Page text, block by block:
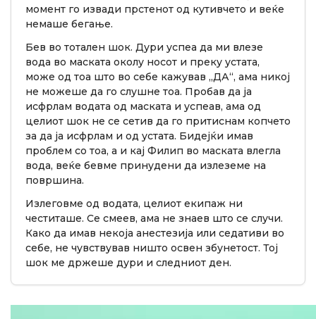
момент го извади прстенот од кутивчето и веќе
немаше бегање.
Бев во тотален шок. Дури успеа да ми влезе
вода во маската околу носот и преку устата,
може од тоа што во себе кажував „ДА“, ама никој
не можеше да го слушне тоа. Пробав да ја
исфрлам водата од маската и успеав, ама од
целиот шок не се сетив да го притиснам копчето
за да ја исфрлам и од устата. Бидејќи имав
проблем со тоа, а и кај Филип во маската влегла
вода, веќе бевме принудени да излеземе на
површина.
Излеговме од водата, целиот екипаж ни
честиташе. Се смеев, ама не знаев што се случи.
Како да имав некоја анестезија или седативи во
себе, не чувствував ништо освен збунетост. Тој
шок ме држеше дури и следниот ден.